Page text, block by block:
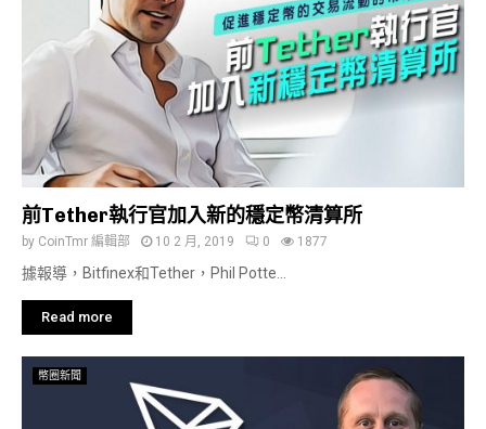
前Tether執行官加入新的穩定幣清算所
by CoinTmr 編輯部 10 2 月, 2019 0 1877
據報導，Bitfinex和Tether，Phil Potte...
Read more
幣圈新聞